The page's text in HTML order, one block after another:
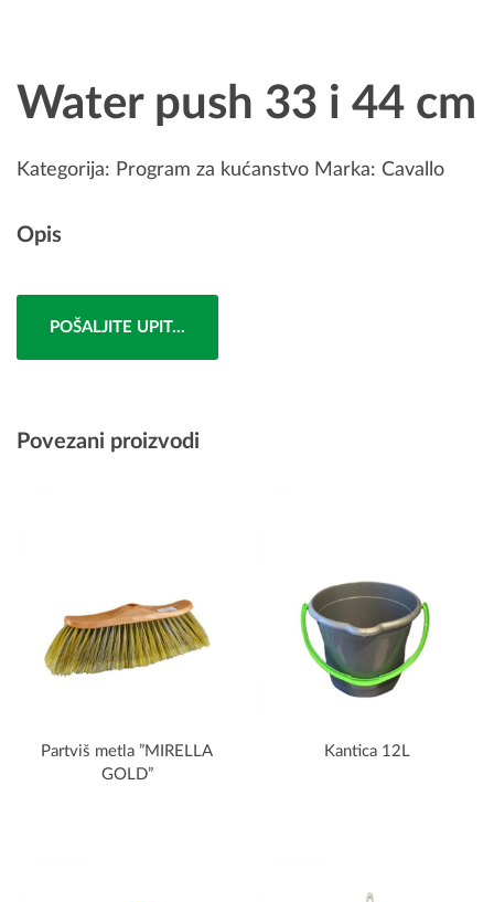
Water push 33 i 44 cm
Kategorija: Program za kućanstvo Marka: Cavallo
Opis
POŠALJITE UPIT...
Povezani proizvodi
Partviš metla ”MIRELLA
GOLD”
Kantica 12L